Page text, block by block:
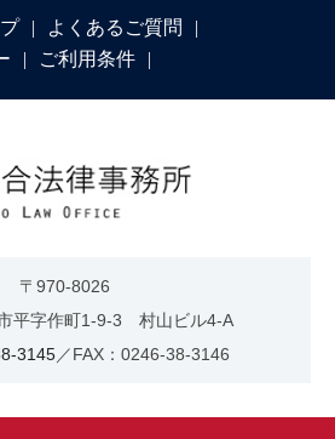
よくあるご質問
ご利用条件
〒970-8026
平字作町1-9-3 村山ビル4-A
3145／FAX：0246-38-3146